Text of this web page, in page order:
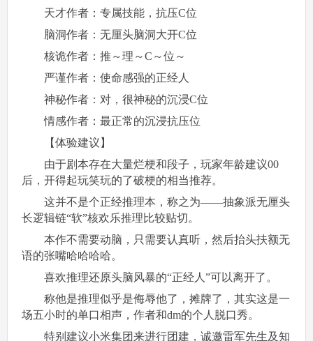
天才作者：专属技能，抗压C位
脑洞作者：无厘头脑洞大开C位
核诡作者：推～理～C～位～
严谨作者：使命感强的正经人
神秘作者：对，很神秘的沉浸C位
情感作者：最正常的沉浸抗压位
【体验建议】
由于剧本存在大量烂梗和段子，玩家年龄建议00
后，开得起玩笑玩的了破梗的相当推荐。
这并不是个正经推理本，称之为——抽象派无厘头
长逻辑链“软”核欢乐推理比较贴切。
本作不需要动脑，只需要认真听，然后抬头扶额无
语的张嘴哈哈哈哈。
喜欢推理还原头脑风暴的“正经人”可以离开了。
称他是推理似乎是侮辱他了，摊牌了，其实这是一
场五小时的单口相声，作者和dm的个人脱口秀。
特别建议小米集团来进行团建，诚邀雷军先生及知